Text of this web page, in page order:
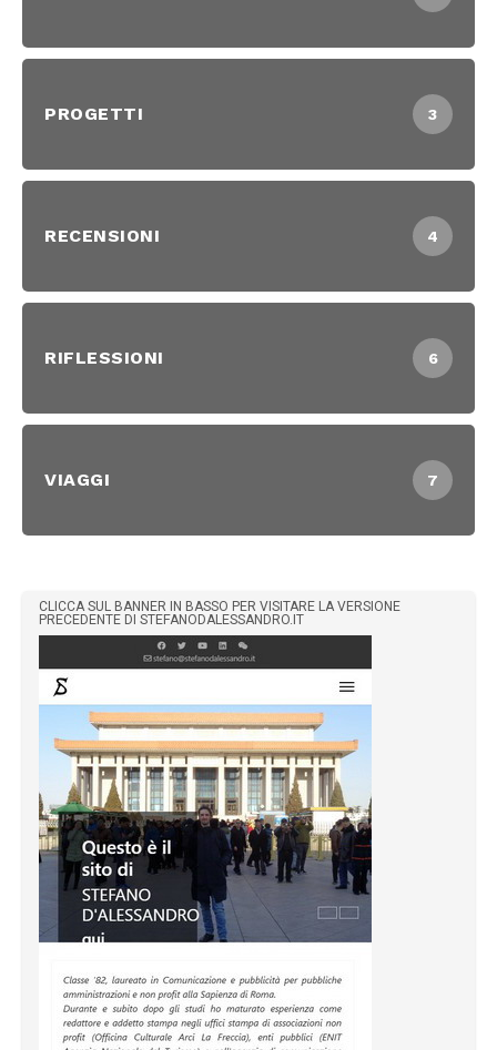
PROGETTI 3
RECENSIONI 4
RIFLESSIONI 6
VIAGGI 7
CLICCA SUL BANNER IN BASSO PER VISITARE LA VERSIONE
PRECEDENTE DI STEFANODALESSANDRO.IT